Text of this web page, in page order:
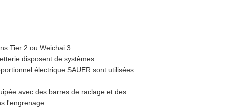
Tier 2 ou Weichai 3
disposent de systèmes
électrique SAUER sont utilisées
avec des barres de raclage et des
l'engrenage.